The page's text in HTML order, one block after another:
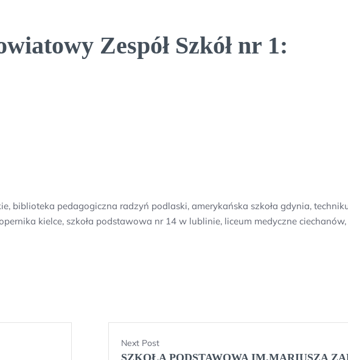
Zespół Szkół nr 1:
biblioteka pedagogiczna radzyń podlaski, amerykańska szkoła gdynia,
kielce, szkoła podstawowa nr 14 w lublinie, liceum medyczne
Next Post
SZKOŁA PODSTAWOWA IM.MARIUSZA